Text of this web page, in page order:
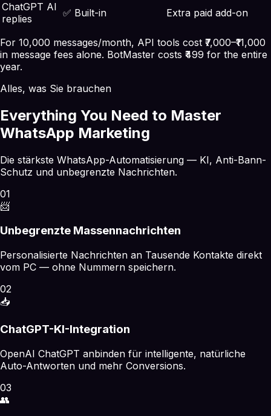
ChatGPT AI
replies
✅ Built-in Extra paid add-on
For 10,000 messages/month, API tools cost ₹7,000–₹11,000
in message fees alone. BotMaster costs ₹499 for the entire
year.
Alles, was Sie brauchen
Everything You Need to Master
WhatsApp Marketing
Die stärkste WhatsApp-Automatisierung — KI, Anti-Bann-
Schutz und unbegrenzte Nachrichten.
01
📨
Unbegrenzte Massennachrichten
Personalisierte Nachrichten an Tausende Kontakte direkt
vom PC — ohne Nummern speichern.
02
📥
ChatGPT-KI-Integration
OpenAI ChatGPT anbinden für intelligente, natürliche
Auto-Antworten und mehr Conversions.
03
👥